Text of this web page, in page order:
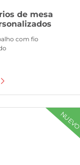
de mesa
com fio
NUEVO
de parede